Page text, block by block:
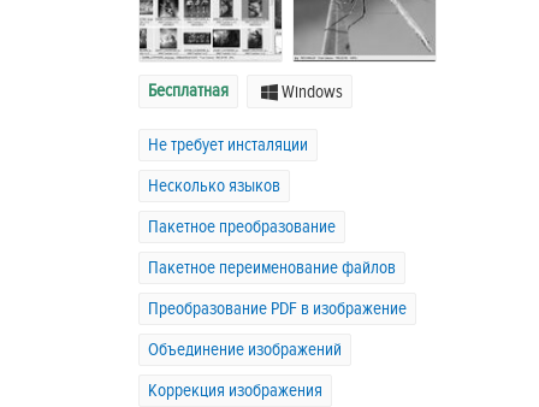
Бесплатная Windows
Не требует инсталяции
Несколько языков
Пакетное преобразование
Пакетное переименование файлов
Преобразование PDF в изображение
Объединение изображений
Коррекция изображения